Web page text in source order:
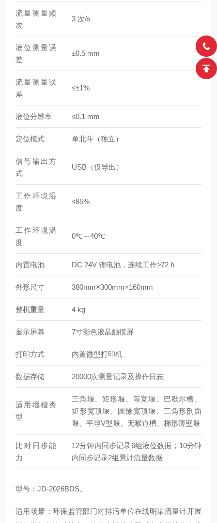
流量测量频
次
3 次/s
液位测量误
差
±0.5 mm
流量测量误
差
≤±1%
液位分辨率 ≤0.1 mm
定位模式 单北斗（独立）
信号输出方
式
USB（仅导出）
工作环境湿
度
≤85%
工作环境温
度
0℃～40℃
内置电池 DC 24V 锂电池，连续工作≥72 h
外形尺寸 380mm×300mm×160mm
整机重量 4 kg
显示屏幕 7寸彩色液晶触摸屏
打印方式 内置微型打印机
数据存储 20000次测量记录及操作日志
适用堰槽类
型
三角堰、矩形堰、等宽堰、巴歇尔槽、
矩形宽顶堰、圆缘宽顶堰、三角形剖面
堰、平坦V型堰、无喉道槽、梯形薄壁堰
比对同步能
力
12分钟内同步记录6组液位数据；10分钟
内同步记录2组累计流量数据
型号：JD-2026BDS。
适用场景：环保监管部门对排污单位在线明渠流量计开展